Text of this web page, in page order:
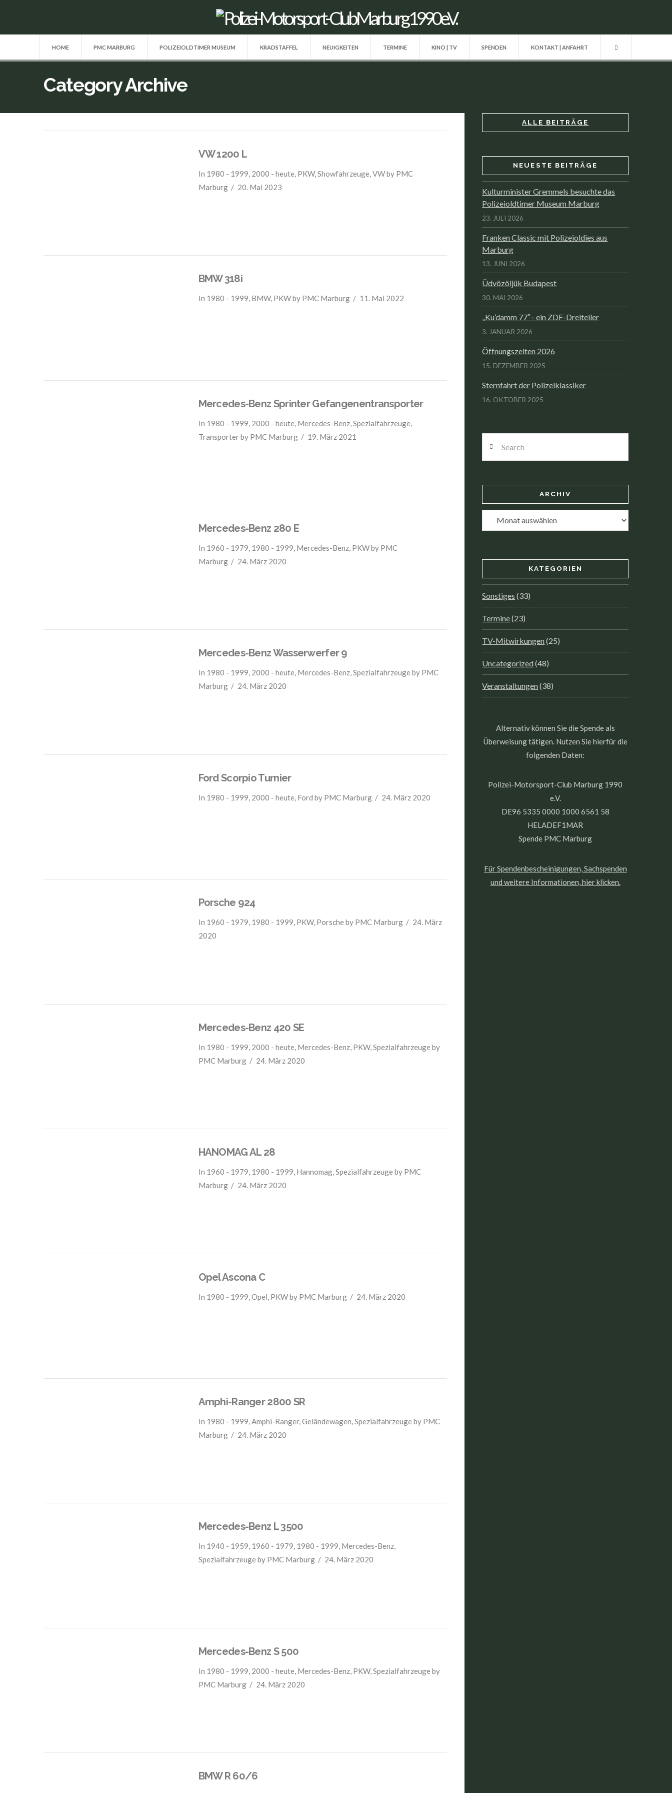
HOME PMC MARBURG POLIZEIOLDTIMER MUSEUM KRADSTAFFEL NEUIGKEITEN TERMINE KINO | TV SPENDEN KONTAKT | ANFAHRT
Category Archive
VW 1200 L
In 1980 - 1999, 2000 - heute, PKW,Showfahrzeuge,VWby PMC
Marburg
20. Mai 2023
BMW 318i
In 1980 - 1999, BMW, PKWby PMC Marburg 11. Mai 2022
Mercedes-Benz Sprinter Gefangenentransporter
In 1980 - 1999 2000 - heute, Mercedes-Benz, Spezialfahrzeuge,
Transporterby PMC Marburg 19. März 2021
Mercedes-Benz 280 E
In 1960 - 1979, 1980 - 1999, Mercedes-Benz, PKWby PMC
Marburg
24. März 2020
Mercedes-Benz Wasserwerfer 9
In 1980 - 1999, 2000 - heute, Mercedes-Benz,Spezialfahrzeugeby PMC
Marburg
24. März 2020
Ford Scorpio Turnier
In 1980 - 1999, 2000 - heute, Ford by PMC Marburg 24. März 2020
Porsche 924
In 1960 - 1979, 1980 - 1999, PKW, Porscheby PMC Marburg
24. März
2020
Mercedes-Benz 420 SE
In 1980 - 1999, 2000 - heute, Mercedes-Benz, PKW,Spezialfahrzeugeby
PMC Marburg
24. März 2020
HANOMAG AL 28
In 1960 - 1979, 1980 - 1999, Hannomag,Spezialfahrzeugeby PMC
Marburg
24. März 2020
Opel Ascona C
In 1980 - 1999 Opel PKWby PMC Marburg 24. März 2020
Amphi-Ranger 2800 SR
In 1980 - 1999,Amphi-Ranger,Geländewagen,Spezialfahrzeugeby PMC
Marburg
24. März 2020
Mercedes-Benz L 3500
In 1940 - 1959, 1960 - 1979, 1980 - 1999, Mercedes-Benz,
Spezialfahrzeugeby PMC Marburg 24. März 2020
Mercedes-Benz S 500
In 1980 - 1999, 2000 - heute, Mercedes-Benz, PKW,Spezialfahrzeugeby
PMC Marburg
24. März 2020
BMW R 60/6
ALLE BEITRÄGE
NEUESTE BEITRÄGE
Kulturminister Gremmels besuchte das
Polizeioldtimer Museum Marburg
23. JULI 2026
Franken Classic mit Polizeioldies aus
Marburg
13. JUNI 2026
Üdvözöljük Budapest
30. MAI 2026
„Ku’damm 77″– ein ZDF-Dreiteiler
3. JANUAR 2026
Öffnungszeiten 2026
15. DEZEMBER 2025
Sternfahrt der Polizeiklassiker
16. OKTOBER 2025
ARCHIV
Archiv
KATEGORIEN
Sonstiges (33)
Termine(23)
TV-Mitwirkungen(25)
Uncategorized(48)
Veranstaltungen(38)
Alternativ können Sie die Spende als
Überweisung tätigen. Nutzen Sie hierfür die
folgenden Daten:
Polizei-Motorsport-Club Marburg 1990
e.V.
DE96 5335 0000 1000 6561 58
HELADEF1MAR
Spende PMC Marburg
Für Spendenbescheinigungen, Sachspenden
und weitere Informationen, hier klicken.